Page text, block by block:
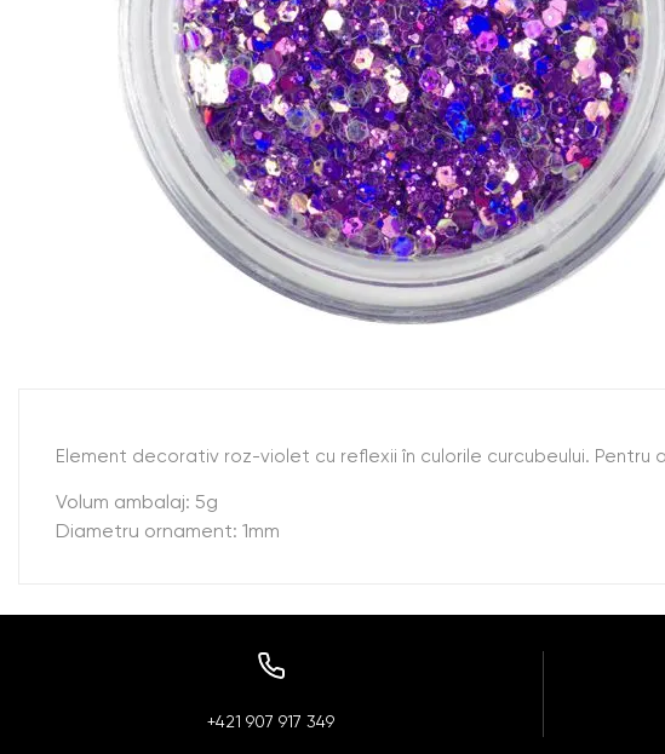
Element decorativ roz-violet cu reflexii în culorile curcubeului.
Volum ambalaj: 5g
Diametru ornament: 1mm
+421 907 917 349